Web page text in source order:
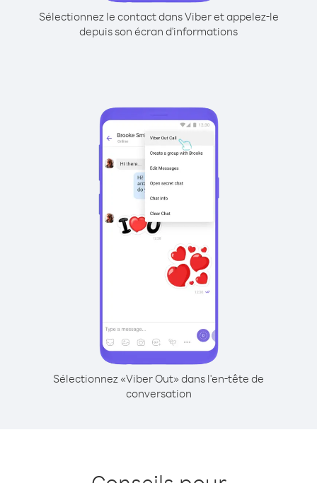
Sélectionnez le contact dans Viber et appelez-le
depuis son écran d'informations
Sélectionnez «Viber Out» dans l'en-tête de
conversation